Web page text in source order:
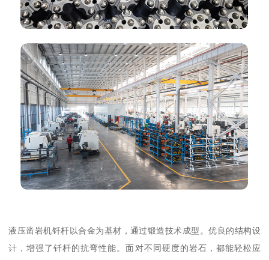
液压凿岩机钎杆以合金为基材，通过锻造技术成型。优良的结构设
计，增强了钎杆的抗弯性能。面对不同硬度的岩石，都能轻松应